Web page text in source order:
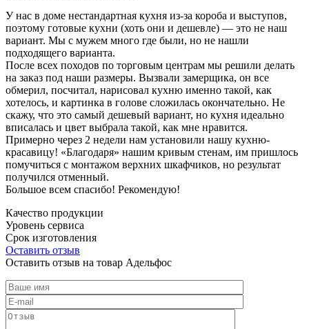
У нас в доме нестандартная кухня из-за короба и выступов,
поэтому готовые кухни (хоть они и дешевле) — это не наш
вариант. Мы с мужем много где были, но не нашли
подходящего варианта.
После всех походов по торговым центрам мы решили делать
на заказ под наши размеры. Вызвали замерщика, он все
обмерил, посчитал, нарисовал кухню именно такой, как
хотелось, и картинка в голове сложилась окончательно. Не
скажу, что это самый дешевый вариант, но кухня идеально
вписалась и цвет выбрала такой, как мне нравится.
Примерно через 2 недели нам установили нашу кухню-
красавицу! «Благодаря» нашим кривым стенам, им пришлось
помучиться с монтажом верхних шкафчиков, но результат
получился отменный.
Большое всем спасибо! Рекомендую!
Качество продукции
Уровень сервиса
Срок изготовления
Оставить отзыв
Оставить отзыв на товар Адельфос